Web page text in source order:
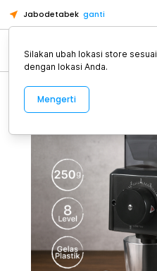
Jabodetabek ganti
Alat Kopi
Silakan ubah lokasi store sesuai
dengan lokasi Anda.
Mengerti